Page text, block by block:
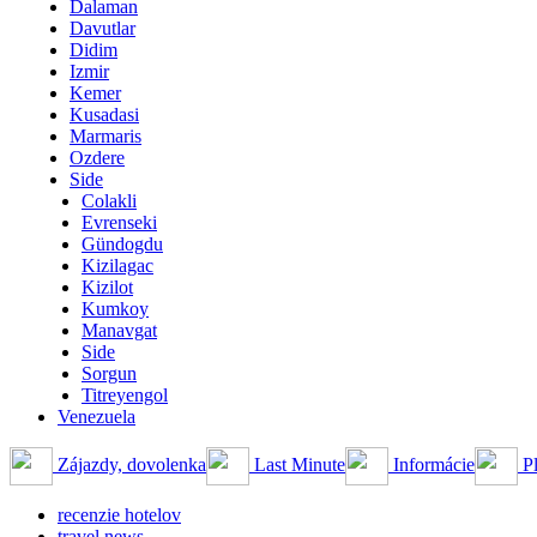
Dalaman
Davutlar
Didim
Izmir
Kemer
Kusadasi
Marmaris
Ozdere
Side
Colakli
Evrenseki
Gündogdu
Kizilagac
Kizilot
Kumkoy
Manavgat
Side
Sorgun
Titreyengol
Venezuela
Zájazdy, dovolenka Last Minute Informácie
recenzie hotelov